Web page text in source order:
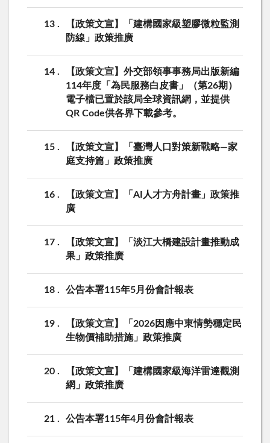
13
【政策文宣】「建構國家級塑膠微粒監測
防線」政策推廣
14
【政策文宣】外交部領事事務局出版新編
114年度「為民服務白皮書」（第26期）
電子檔已置於該局全球資訊網，並提供
QR Code供各界下載參考。
15
【政策文宣】「臺灣人口對策新戰略—家
庭支持篇」政策推廣
16
【政策文宣】「AI人才方舟計畫」政策推
廣
17
【政策文宣】「淡江大橋建設計畫推動成
果」政策推廣
18 公告本署115年5月份會計報表
19
【政策文宣】「2026因應中東情勢穩定民
生物價補助措施」政策推廣
20
【政策文宣】「建構國家級海洋雷達觀測
網」政策推廣
21 公告本署115年4月份會計報表